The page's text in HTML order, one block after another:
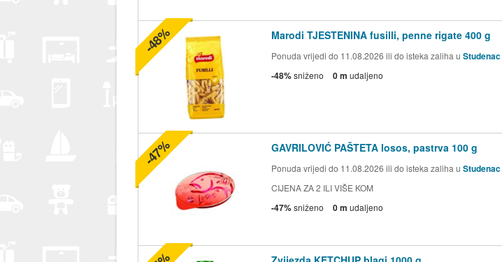
Marodi TJESTENINA fusilli, penne rigate 400 g
Ponuda vrijedi do 11.08.2026 ili do isteka zaliha u Studenac
-48%sniženo 0 m udaljeno
-48%
GAVRILOVIĆ PAŠTETA losos, pastrva 100 g
Ponuda vrijedi do 11.08.2026 ili do isteka zaliha u Studenac
CIJENA ZA 2 ILI VIŠE KOM
-47%sniženo 0 m udaljeno
-47%